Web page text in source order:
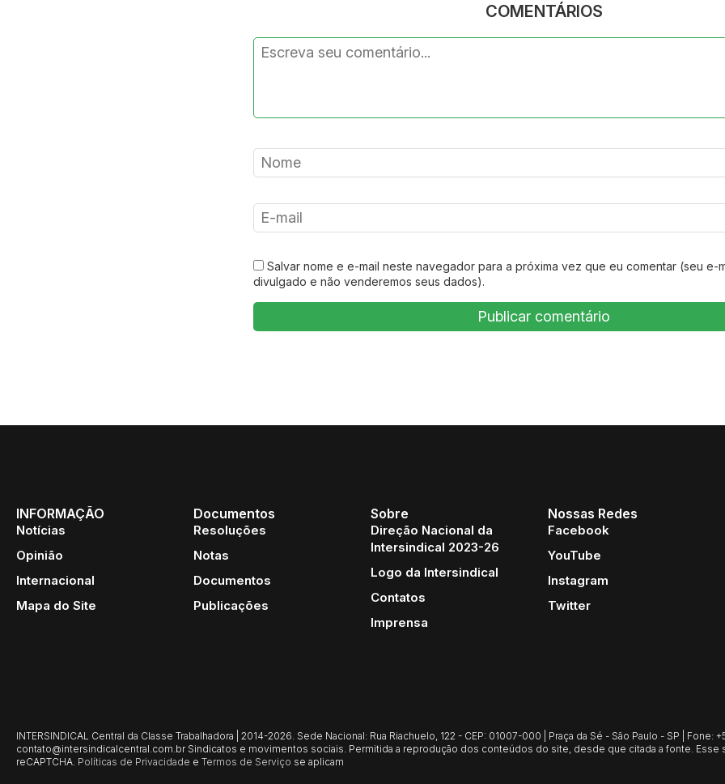
COMENTÁRIOS
Salvar nome e e-mail neste navegador para a próxima vez que eu comentar (seu e-
divulgado e não venderemos seus dados).
INFORMAÇÃO
Notícias
Opinião
Internacional
Mapa do Site
Documentos
Resoluções
Notas
Documentos
Publicações
Sobre
Direção Nacional da
Intersindical 2023-26
Logo da Intersindical
Contatos
Imprensa
Nossas Redes
Facebook
YouTube
Instagram
Twitter
INTERSINDICAL Central da Classe Trabalhadora | 2014-2026. Sede Nacional: Rua Riachuelo, 122 - CEP: 01007-000 | Praça da Sé - São Paulo - SP | Fone:
contato@intersindicalcentral.com.br Sindicatos e movimentos sociais. Permitida a reprodução dos conteúdos do site, desde que citada a fonte.
reCAPTCHA. Políticas de Privacidade e Termos de Serviço se aplicam